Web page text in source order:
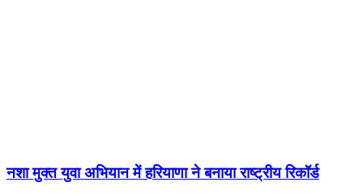
नशा मुक्त युवा अभियान में हरियाणा ने बनाया राष्ट्रीय रिकॉर्ड